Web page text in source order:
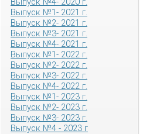
Выпуск №1- 2021 г.
Выпуск №2- 2021 г.
Выпуск №3- 2021 г.
Выпуск №4- 2021 г.
Выпуск №1- 2022 г.
Выпуск №2- 2022 г.
Выпуск №3- 2022 г.
Выпуск №4- 2022 г.
Выпуск №1- 2023 г.
Выпуск №2- 2023 г.
Выпуск №3- 2023 г.
Выпуск №4 - 2023 г